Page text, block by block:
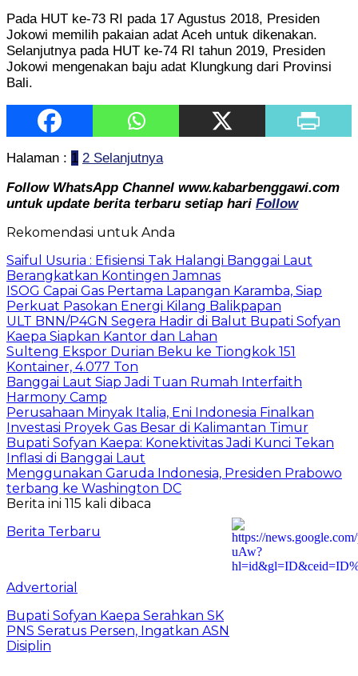
Pada HUT ke-73 RI pada 17 Agustus 2018, Presiden
Jokowi memilih pakaian adat Aceh untuk dikenakan.
Selanjutnya pada HUT ke-74 RI tahun 2019, Presiden
Jokowi mengenakan baju adat Klungkung dari Provinsi
Bali.
Halaman : 1 2 Selanjutnya
Follow WhatsApp Channel www.kabarbenggawi.com
untuk update berita terbaru setiap hari Follow
Rekomendasi untuk Anda
Saiful Usuria : Efisiensi Tak Halangi Banggai Laut
Berangkatkan Kontingen Jamnas
ISOG Capai Gas Pertama Lapangan Karamba, Siap
Perkuat Pasokan Energi Kilang Balikpapan
ULT BNN/P4GN Segera Hadir di Balut Bupati Sofyan
Kaepa Siapkan Kantor dan Lahan
Sulteng Ekspor Durian Beku ke Tiongkok 151
Kontainer, 4.077 Ton
Banggai Laut Siap Jadi Tuan Rumah Interfaith
Harmony Camp
Perusahaan Minyak Italia, Eni Indonesia Finalkan
Investasi Proyek Gas Besar di Kalimantan Timur
Bupati Sofyan Kaepa: Konektivitas Jadi Kunci Tekan
Inflasi di Banggai Laut
Menggunakan Garuda Indonesia, Presiden Prabowo
terbang ke Washington DC
Berita ini 115 kali dibaca
Berita Terbaru
Advertorial
Bupati Sofyan Kaepa Serahkan SK
PNS Seratus Persen, Ingatkan ASN
Disiplin